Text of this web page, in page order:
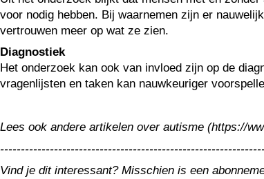
voor nodig hebben. Bij waarnemen zijn er
vertrouwen meer op wat ze zien.
Diagnostiek
Het onderzoek kan ook van invloed zijn op de
vragenlijsten en taken kan nauwkeuriger
Lees ook andere artikelen over autisme (https://
Vind je dit interessant? Misschien is een